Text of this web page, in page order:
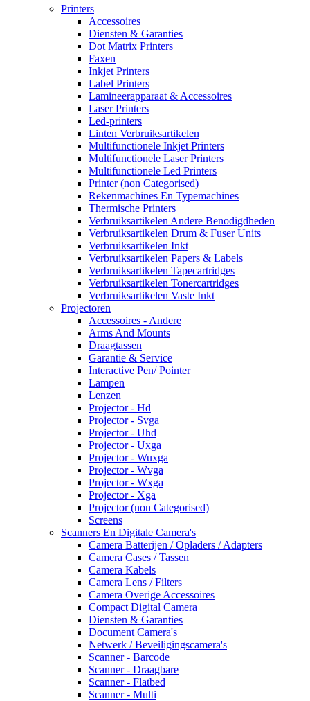
Printers
Accessoires
Diensten & Garanties
Dot Matrix Printers
Faxen
Inkjet Printers
Label Printers
Lamineerapparaat & Accessoires
Laser Printers
Led-printers
Linten Verbruiksartikelen
Multifunctionele Inkjet Printers
Multifunctionele Laser Printers
Multifunctionele Led Printers
Printer (non Categorised)
Rekenmachines En Typemachines
Thermische Printers
Verbruiksartikelen Andere Benodigdheden
Verbruiksartikelen Drum & Fuser Units
Verbruiksartikelen Inkt
Verbruiksartikelen Papers & Labels
Verbruiksartikelen Tapecartridges
Verbruiksartikelen Tonercartridges
Verbruiksartikelen Vaste Inkt
Projectoren
Accessoires - Andere
Arms And Mounts
Draagtassen
Garantie & Service
Interactive Pen/ Pointer
Lampen
Lenzen
Projector - Hd
Projector - Svga
Projector - Uhd
Projector - Uxga
Projector - Wuxga
Projector - Wvga
Projector - Wxga
Projector - Xga
Projector (non Categorised)
Screens
Scanners En Digitale Camera's
Camera Batterijen / Opladers / Adapters
Camera Cases / Tassen
Camera Kabels
Camera Lens / Filters
Camera Overige Accessoires
Compact Digital Camera
Diensten & Garanties
Document Camera's
Netwerk / Beveiligingscamera's
Scanner - Barcode
Scanner - Draagbare
Scanner - Flatbed
Scanner - Multi